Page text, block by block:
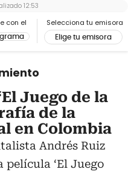
con el Selecciona tu emisora
Elige tu emisora
12:53
Juego de la
de la
en Colombia
Andrés Ruiz
película ‘El Juego